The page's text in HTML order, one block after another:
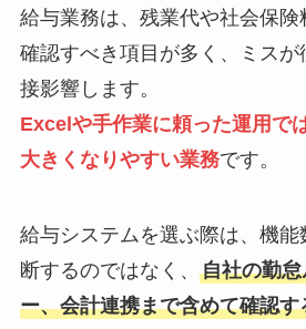
給与業務は、残業代や社会保
確認すべき項目が多く、ミスが
接影響します。
Excelや手作業に頼った運用で
大きくなりやすい業務です。
給与システムを選ぶ際は、機能
断するのではなく、 自社の勤
ー、会計連携まで含めて確認